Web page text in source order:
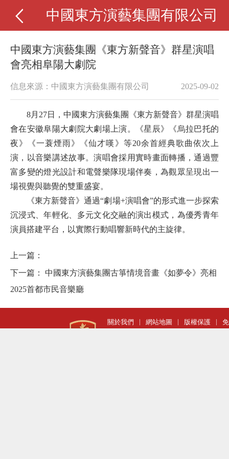
中國東方演藝集團有限公司
中國東方演藝集團《東方新聲音》群星演唱
會亮相阜陽大劇院
信息來源：中國東方演藝集團有限公司 2025-09-02
8月27日，中國東方演藝集團《東方新聲音》群星演唱
會在安徽阜陽大劇院大劇場上演。《星辰》《烏拉巴托的
夜》《一蓑煙雨》《仙才嘆》等20余首經典歌曲依次上
演，以音樂講述故事。演唱會採用實時畫面轉播，通過豐
富多變的燈光設計和電聲樂隊現場伴奏，為觀眾呈現出一
場視覺與聽覺的雙重盛宴。
《東方新聲音》通過“劇場+演唱會”的形式進一步探索
沉浸式、年輕化、多元文化交融的演出模式，為優秀青年
演員搭建平台，以實際行動唱響新時代的主旋律。
上一篇：
下一篇： 中國東方演藝集團古箏情境音畫《如夢令》亮相
2025首都市民音樂廳